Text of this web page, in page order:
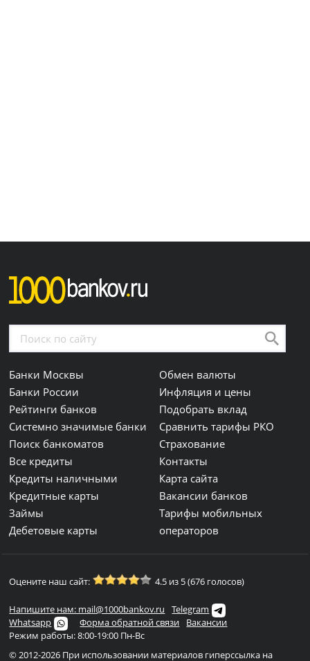
Банки Москвы
Банки России
Рейтинги банков
Системно значимые банки
Поиск банкоматов
Все кредиты
Кредиты наличными
Кредитные карты
Займы
Дебетовые карты
Обмен валюты
Инфляция и цены
Подобрать вклад
Сравнить тарифы РКО
Страхование
Контакты
Карта сайта
Вакансии банков
Тарифы мобильных
операторов
Оцените наш сайт: 4.5 из 5 (676 голосов)
Напишите нам: mail@1000bankov.ru
Telegram
Whatsapp
Форма обратной связи
Вакансии
Режим работы: 8:00-19:00 Пн-Вс
© 2012-2026 При использовании материалов гиперссылка на